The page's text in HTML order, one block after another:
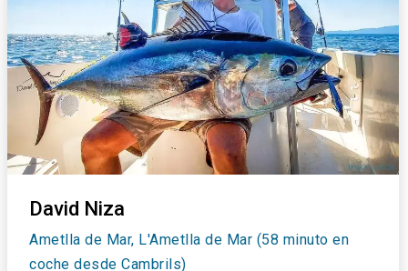
David Niza
Ametlla de Mar, L'Ametlla de Mar (58 minuto en
coche desde Cambrils)